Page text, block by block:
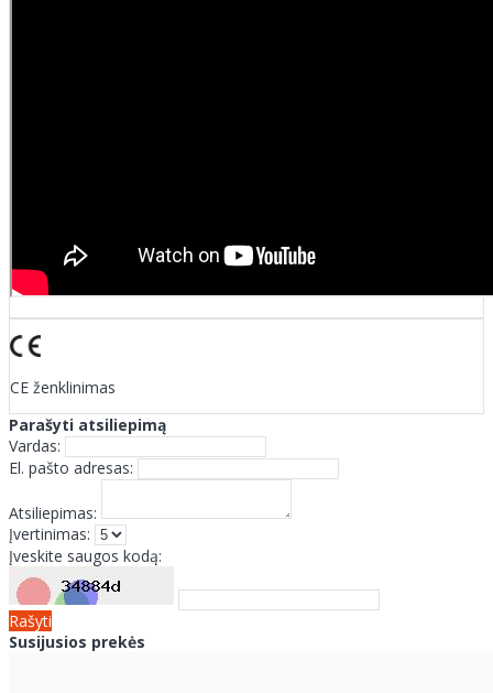
CE ženklinimas
Parašyti atsiliepimą
Vardas:
El. pašto adresas:
Atsiliepimas:
Įvertinimas:
Įveskite saugos kodą:
Rašyti
Susijusios prekės